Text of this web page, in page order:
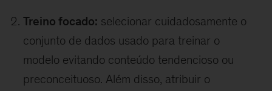
Treino focado: selecionar cuidadosamente o
conjunto de dados usado para treinar o
modelo evitando conteúdo tendencioso ou
preconceituoso. Além disso, atribuir o